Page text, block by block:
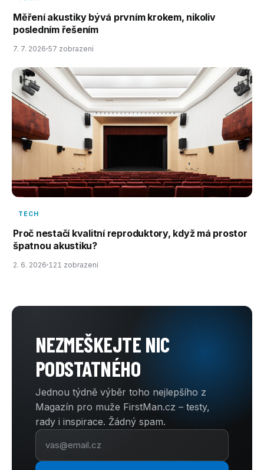
Měření akustiky bývá prvním krokem, nikoliv
posledním řešením
7. 7. 2026 57 zobrazení
TECH
Proč nestačí kvalitní reproduktory, když má prostor
špatnou akustiku?
2. 6. 2026 121 zobrazení
NEZMEŠKEJTE NIC
PODSTATNÉHO
Jednou týdně výběr toho nejlepšího z
Magazín pro muže FirstMan.cz – testy,
rady i inspirace. Žádný spam.